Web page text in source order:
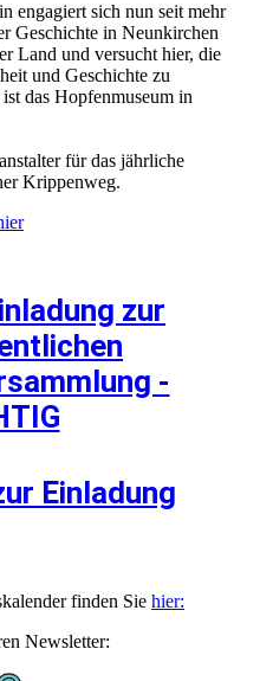
engagiert sich nun seit mehr
Geschichte in Neunkirchen
Land und versucht hier, die
und Geschichte zu
das Hopfenmuseum in
für das jährliche
Krippenweg.
zur
-
Einladung
finden Sie hier:
Newsletter: